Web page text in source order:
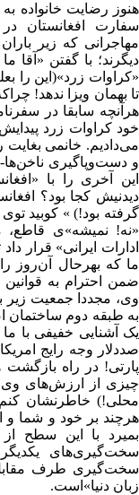
هنوز رضایت خانواده
سفارت افغانستان
مهاجرانی که زیر
دیگرند؛ با گفتن «آقا
«کراوات زرد»(این را
تا بهمان ویزا ندهد!
هرآنچه سابقا در
خود کراوات زرد
می‌دادیم. خانمی بغایت
و دست‌و‌پاگیری ناخن‌ها-
این آخری را با
دیدنیش کجا بود؟
گرفته بود!) » کوبید
«نه! نمیشه»ی قاطع،
ادارات ایرانی» قرار
ما که بهرحال آن‌روز
ضمن احترام به
وی، مجددا جمعیت زیر
به طبقه دوم ساختمان
یک آشنایی خفیفی با
صددلار وجه رایج
پارتی! در راه
چیزی از ارزش‌های
محلی!) خاطرنشان
هرچند بر خود و شما و
بمیرد با این سطح
سخت‌گیری‌های
سخت‌گیری طرف مقابل
زبان دنیا»است.